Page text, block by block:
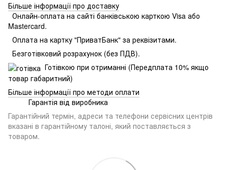
Більше інформації про доставку
Онлайн-оплата на сайті банківською карткою Visa або
Mastercard.
Оплата на картку "ПриватБанк" за реквізитами.
Безготівковий розрахунок (без ПДВ).
Готівкою при отриманні (Передплата 10% якщо
товар габаритний)
Більше інформації про методи оплати
Гарантія від виробника
Гарантійний термін, адреси та телефони сервісних центрів
вказані в гарантійному талоні, який поставляється з
товаром.